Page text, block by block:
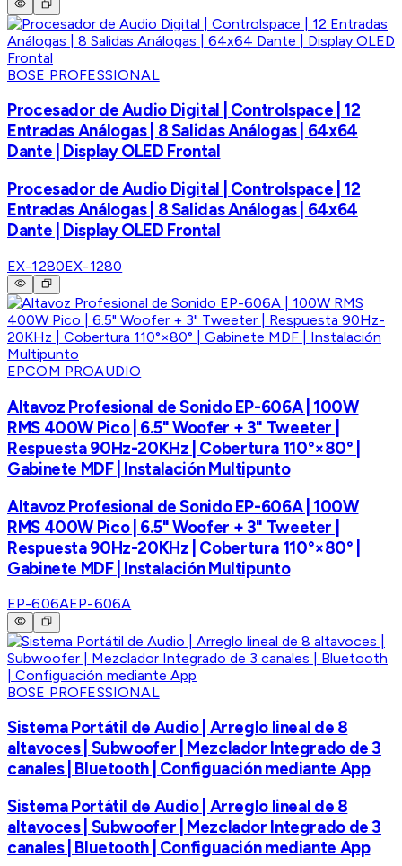
BOSE PROFESSIONAL
Procesador de Audio Digital | Controlspace | 12
Entradas Análogas | 8 Salidas Análogas | 64x64
Dante | Display OLED Frontal
Procesador de Audio Digital | Controlspace | 12
Entradas Análogas | 8 Salidas Análogas | 64x64
Dante | Display OLED Frontal
EX-1280EX-1280
EPCOM PROAUDIO
Altavoz Profesional de Sonido EP-606A | 100W
RMS 400W Pico | 6.5" Woofer + 3" Tweeter |
Respuesta 90Hz-20KHz | Cobertura 110°×80° |
Gabinete MDF | Instalación Multipunto
Altavoz Profesional de Sonido EP-606A | 100W
RMS 400W Pico | 6.5" Woofer + 3" Tweeter |
Respuesta 90Hz-20KHz | Cobertura 110°×80° |
Gabinete MDF | Instalación Multipunto
EP-606AEP-606A
BOSE PROFESSIONAL
Sistema Portátil de Audio | Arreglo lineal de 8
altavoces | Subwoofer | Mezclador Integrado de 3
canales | Bluetooth | Configuación mediante App
Sistema Portátil de Audio | Arreglo lineal de 8
altavoces | Subwoofer | Mezclador Integrado de 3
canales | Bluetooth | Configuación mediante App